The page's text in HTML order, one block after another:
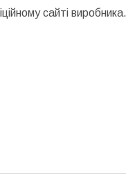
сайті виробника.